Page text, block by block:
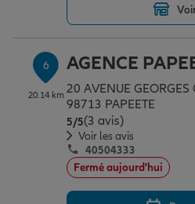
6
20.14 km
AGENCE
20 AVENUE GEORGES
98713 PAPEETE
5/5Note de 5 sur 5
(3 avis)
Voir les avis
40504333
Fermé aujourd'hui